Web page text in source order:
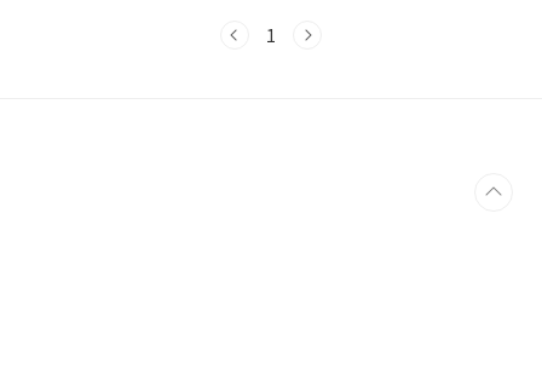
헛소리인가'를 소개하였습니다. 이 2장은 (서문Introduction이 1
1